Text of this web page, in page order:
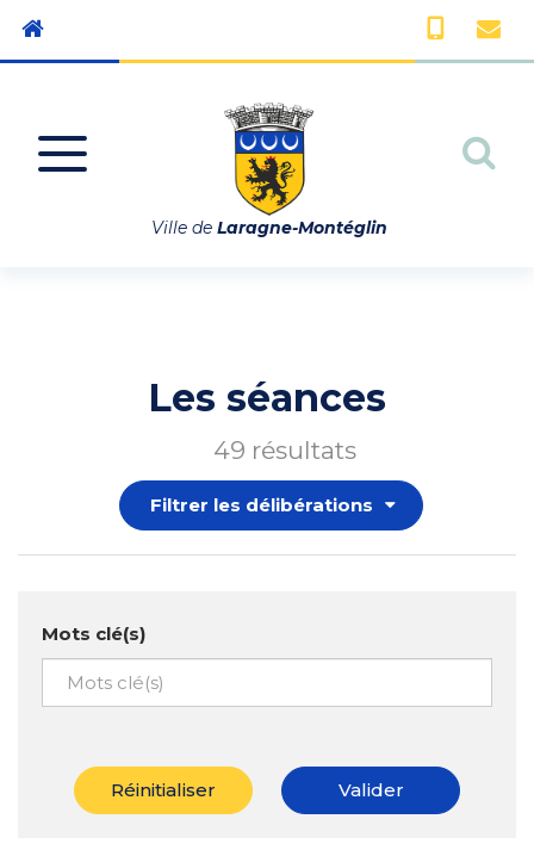
Aller à la navigation
Ville de Laragne-Montéglin
Les séances
49 résultats
Filtrer les délibérations
Mots clé(s)
Réinitialiser Valider